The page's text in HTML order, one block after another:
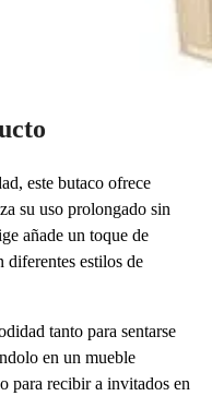
este butaco ofrece
su uso prolongado sin
añade un toque de
diferentes estilos de
tanto para sentarse
en un mueble
para recibir a invitados en